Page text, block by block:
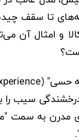
تا سقف
و امثال آن
سیب را
مدرن به سمت